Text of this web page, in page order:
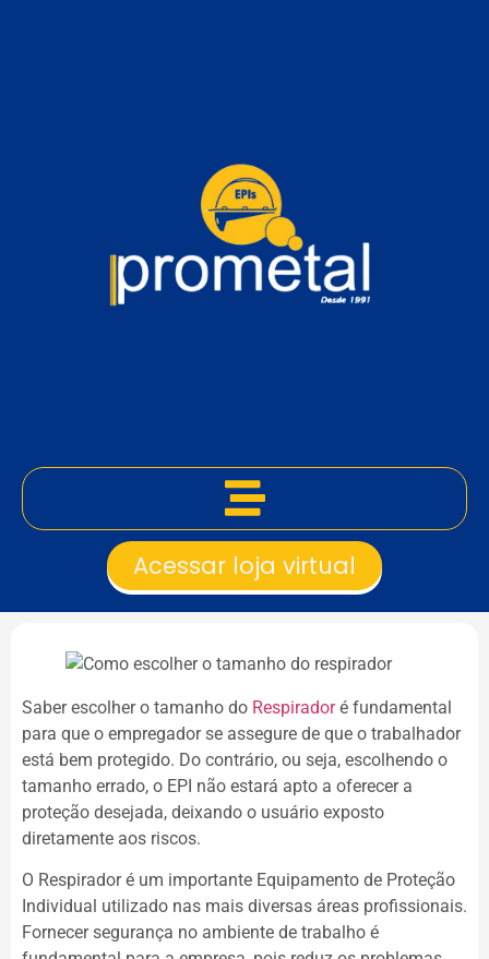
Acessar loja virtual
Saber escolher o tamanho do Respiradoré fundamental
para que o empregador se assegure de que o trabalhador
está bem protegido. Do contrário, ou seja, escolhendo o
tamanho errado, o EPI não estará apto a oferecer a
proteção desejada, deixando o usuário exposto
diretamente aos riscos.
O Respirador é um importante Equipamento de Proteção
Individual utilizado nas mais diversas áreas profissionais.
Fornecer segurança no ambiente de trabalho é